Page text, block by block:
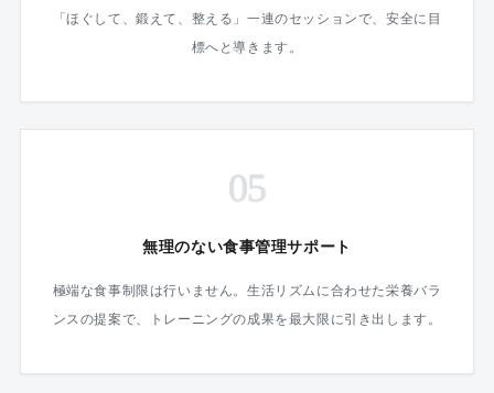
「ほぐして、鍛えて、整える」一連のセッションで、安全に目
標へと導きます。
05
無理のない食事管理サポート
極端な食事制限は行いません。生活リズムに合わせた栄養バラ
ンスの提案で、トレーニングの成果を最大限に引き出します。